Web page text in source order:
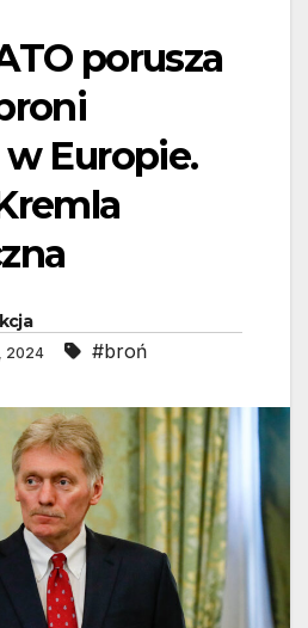
porusza
Europie.
2024 #broń